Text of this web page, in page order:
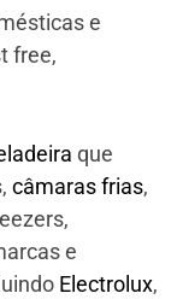
e
free,
que
câmaras frias,
e
Electrolux,